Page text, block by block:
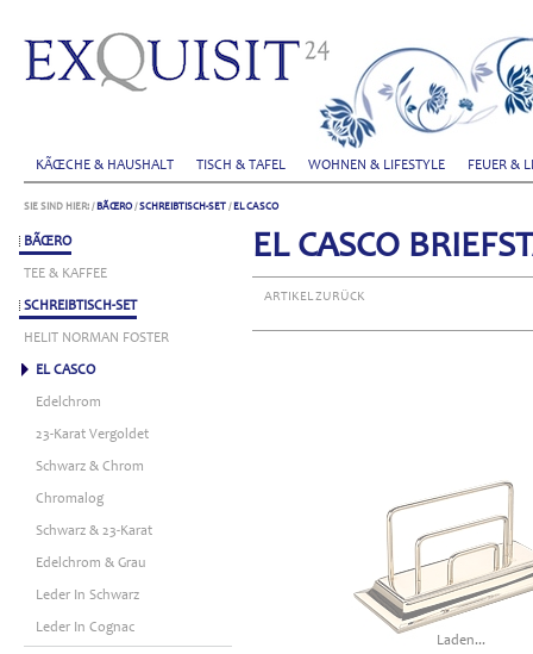
KÃŒCHE & HAUSHALT TISCH & TAFEL WOHNEN & LIFESTYLE FEUER &
SIE SIND HIER: / BÃŒRO/SCHREIBTISCH-SET / EL CASCO
BÃŒRO
TEE & KAFFEE
SCHREIBTISCH-SET
HELIT NORMAN FOSTER
EL CASCO
Edelchrom
23-Karat Vergoldet
Schwarz & Chrom
Chromalog
Schwarz & 23-Karat
Edelchrom & Grau
Leder In Schwarz
Leder In Cognac
EL CASCO
ARTIKEL ZURÜCK
Laden...